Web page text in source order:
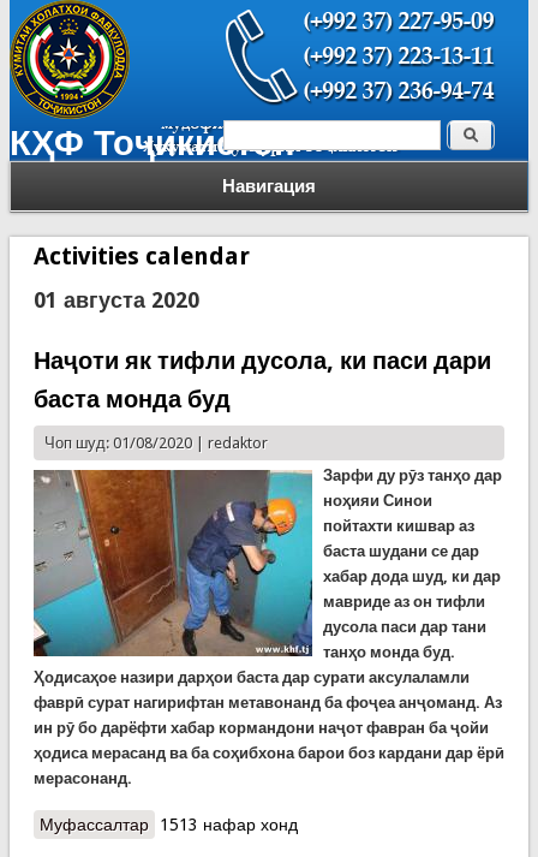
КҲФ Тоҷикистон
Навигация
Форма поиска Поиск
Activities calendar
01 августа 2020
Наҷоти як тифли дусола, ки паси дари
баста монда буд
Чоп шуд: 01/08/2020 | redaktor
Зарфи ду рӯз танҳо дар
ноҳияи Синои
пойтахти кишвар аз
баста шудани се дар
хабар дода шуд, ки дар
мавриде аз он тифли
дусола паси дар тани
танҳо монда буд.
Ҳодисаҳое назири дарҳои баста дар сурати аксулаламли
фаврӣ сурат нагирифтан метавонанд ба фоҷеа анҷоманд. Аз
ин рӯ бо дарёфти хабар кормандони наҷот фавран ба ҷойи
ҳодиса мерасанд ва ба соҳибхона барои боз кардани дар ёрӣ
мерасонанд.
Муфассалтаро Наҷоти як тифли дусола, ки паси дари баста
1513 нафар хонд